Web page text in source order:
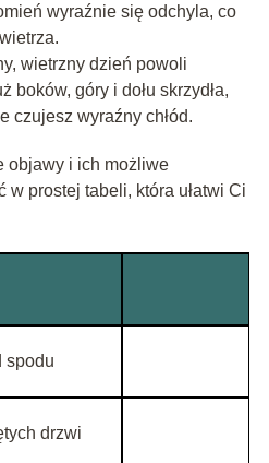
wyraźnie się odchyla, co
wietrzny dzień powoli
boków, góry i dołu skrzydła,
czujesz wyraźny chłód.
objawy i ich możliwe
w prostej tabeli, która ułatwi Ci
spodu
drzwi